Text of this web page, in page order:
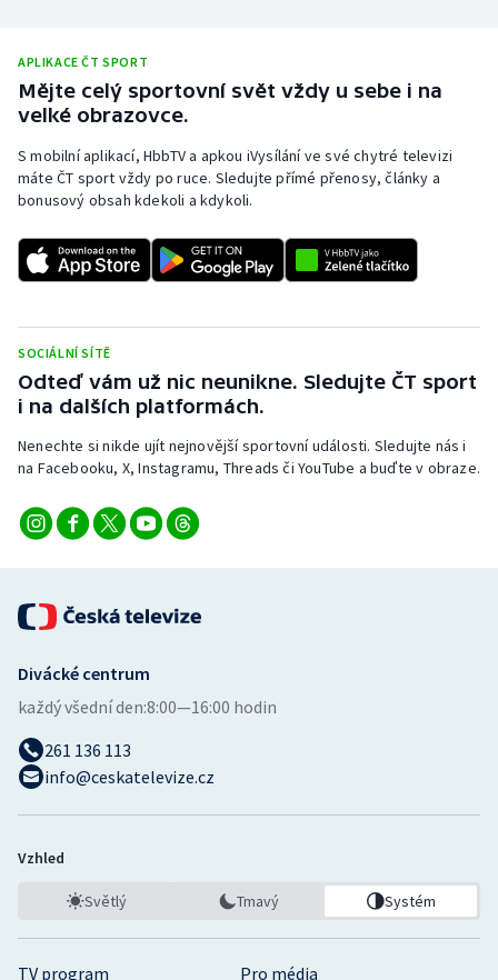
APLIKACE ČT SPORT
Mějte celý sportovní svět vždy u sebe i na
velké obrazovce.
S mobilní aplikací, HbbTV a apkou iVysílání ve své chytré televizi
máte ČT sport vždy po ruce. Sledujte přímé přenosy, články a
bonusový obsah kdekoli a kdykoli.
SOCIÁLNÍ SÍTĚ
Odteď vám už nic neunikne. Sledujte ČT sport
i na dalších platformách.
Nenechte si nikde ujít nejnovější sportovní události. Sledujte nás i
na Facebooku, X, Instagramu, Threads či YouTube a buďte v obraze.
TV program Pro média
Divácké centrum
každý všední den:8:00—16:00 hodin
261 136 113
info@ceskatelevize.cz
Vzhled
Světlý Tmavý Systém